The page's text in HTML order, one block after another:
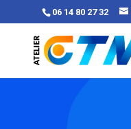
06 14 80 27 32